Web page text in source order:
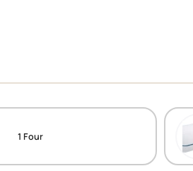
1 Four